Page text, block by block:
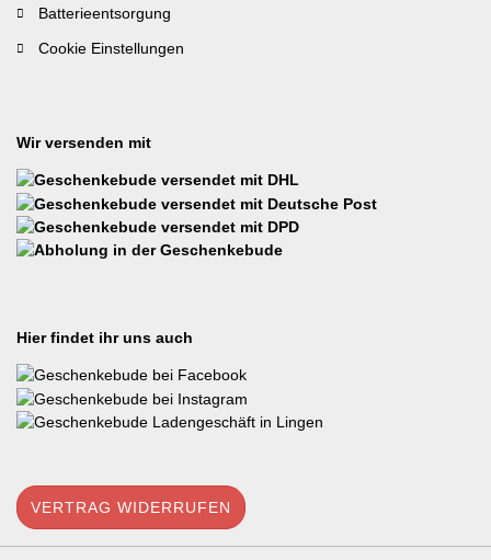
Batterieentsorgung
Cookie Einstellungen
Wir versenden mit
Hier findet ihr uns auch
VERTRAG WIDERRUFEN